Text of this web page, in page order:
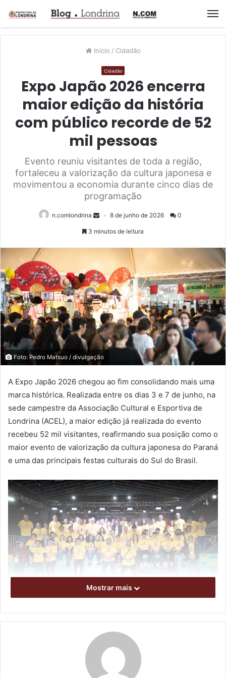
Início / Cidadão
Cidadão
Expo Japão 2026 encerra
maior edição da história
com público recorde de 52
mil pessoas
Evento reuniu visitantes de toda a região,
fortaleceu a valorização da cultura japonesa e
movimentou a economia durante cinco dias de
programação
n.comlondrina 8 de junho de 2026 0
3 minutos de leitura
Foto: Pedro Matsuo / divulgação
A Expo Japão 2026 chegou ao fim consolidando mais uma
marca histórica. Realizada entre os dias 3 e 7 de junho, na
sede campestre da Associação Cultural e Esportiva de
Londrina (ACEL), a maior edição já realizada do evento
recebeu 52 mil visitantes, reafirmando sua posição como o
maior evento de valorização da cultura japonesa do Paraná
e uma das principais festas culturais do Sul do Brasil.
Durante cinco dias, um dos campos de beisebol da ACEL
transformou-se em um grande espaço de encontro entre
Mostrar mais